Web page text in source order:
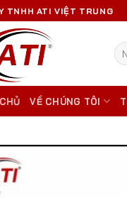
TNHH ATI VIỆT TRUNG
Tìm
VỀ CHÚNG TÔI